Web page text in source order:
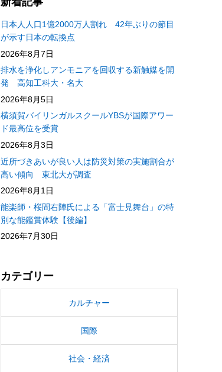
日本人人口1億2000万人割れ 42年ぶりの節目
が示す日本の転換点
2026年8月7日
排水を浄化しアンモニアを回収する新触媒を開
発 高知工科大・名大
2026年8月5日
横須賀バイリンガルスクールYBSが国際アワー
ド最高位を受賞
2026年8月3日
近所づきあいが良い人は防災対策の実施割合が
高い傾向 東北大が調査
2026年8月1日
能楽師・桜間右陣氏による「富士見舞台」の特
別な能鑑賞体験【後編】
2026年7月30日
カテゴリー
カルチャー
国際
社会・経済